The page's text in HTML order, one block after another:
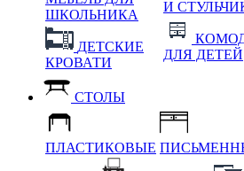
ШКОЛЬНИКА
ДЕТСКИЕ
КРОВАТИ
И
ДЛЯ ДЕТЕЙ
СТОЛЫ
ПЛАСТИКОВЫЕ